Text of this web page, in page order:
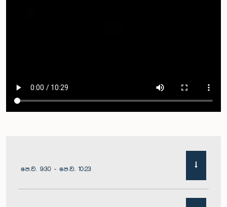
පෙ.ව. 9:30 - පෙ.ව. 10:23